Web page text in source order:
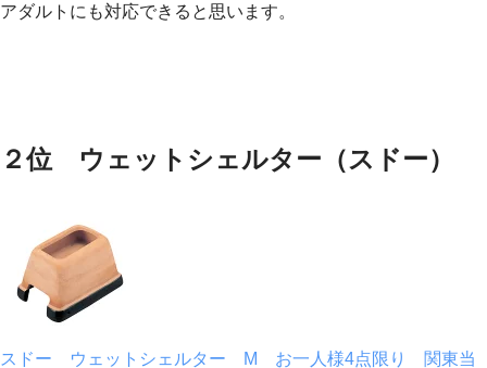
アダルトにも対応できると思います。
２位 ウェットシェルター（スドー）
スドー ウェットシェルター M お一人様4点限り 関東当